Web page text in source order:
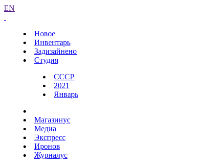
EN
Новое
Инвентарь
Задизайнено
Студия
СССР
2021
Январь
Магазинус
Медиа
Экспресс
Иронов
Журналус